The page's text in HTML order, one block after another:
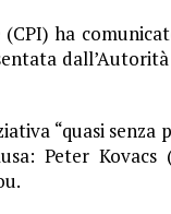
ha
“quasi senza
Peter Kovacs